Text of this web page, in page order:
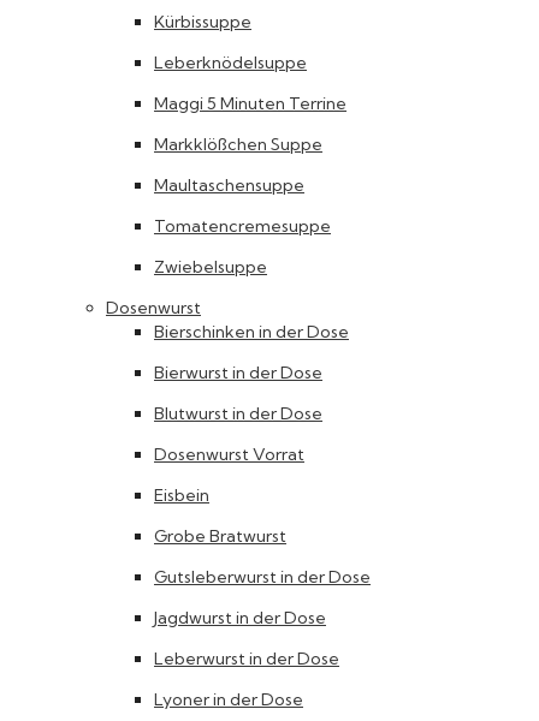
Kürbissuppe
Leberknödelsuppe
Maggi 5 Minuten Terrine
Markklößchen Suppe
Maultaschensuppe
Tomatencremesuppe
Zwiebelsuppe
Dosenwurst
Bierschinken in der Dose
Bierwurst in der Dose
Blutwurst in der Dose
Dosenwurst Vorrat
Eisbein
Grobe Bratwurst
Gutsleberwurst in der Dose
Jagdwurst in der Dose
Leberwurst in der Dose
Lyoner in der Dose